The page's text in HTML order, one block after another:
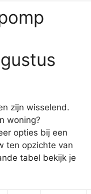
zijn wisselend.
woning?
opties bij een
ten opzichte van
tabel bekijk je